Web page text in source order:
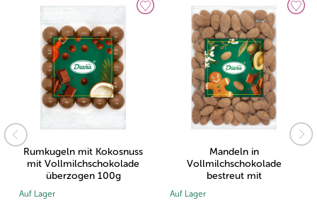
Rumkugeln mit Kokosnuss
mit Vollmilchschokolade
überzogen 100g
Auf Lager
Mandeln in
Vollmilchschokolade
bestreut mit
Lebkuchengewürz 500g
Auf Lager